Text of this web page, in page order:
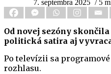
7. septembra 2025 / 5
Od novej sezóny
politická satira aj
Po televízii sa
rozhlasu.